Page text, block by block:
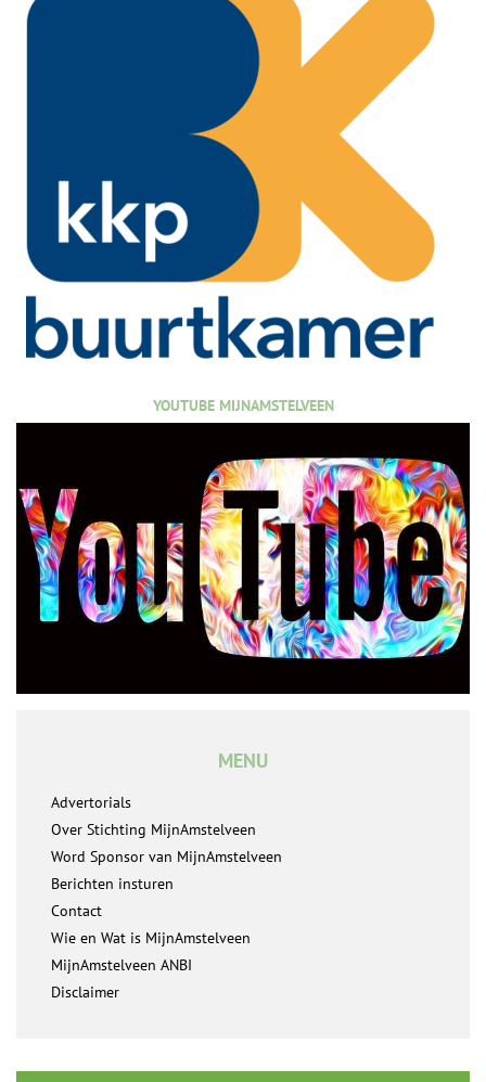
YOUTUBE MIJNAMSTELVEEN
MENU
Advertorials
Over Stichting MijnAmstelveen
Word Sponsor van MijnAmstelveen
Berichten insturen
Contact
Wie en Wat is MijnAmstelveen
MijnAmstelveen ANBI
Disclaimer